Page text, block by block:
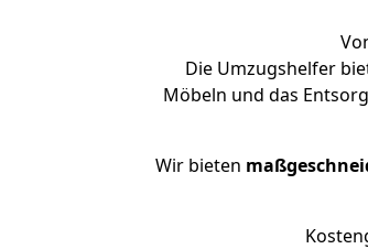
Die Umzugshelfer
Möbeln und das
Wir bieten